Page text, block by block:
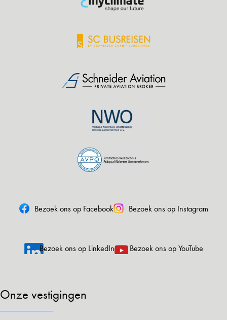
Bezoek ons op Facebook Bezoek ons op Instagram
Bezoek ons op LinkedIn Bezoek ons op YouTube
Onze vestigingen